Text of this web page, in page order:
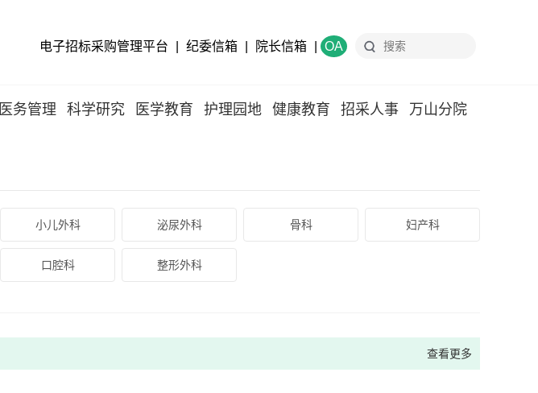
电子招标采购管理平台 纪委信箱 院长信箱 OA
医务管理 科学研究 医学教育 护理园地 健康教育 招采人事 万山分院
小儿外科 泌尿外科 骨科 妇产科
口腔科 整形外科
查看更多